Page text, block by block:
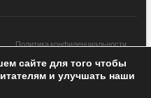
Политика конфиденциальности
© 2020 All Rights Reserved /
сайте для того чтобы
и улучшать наши